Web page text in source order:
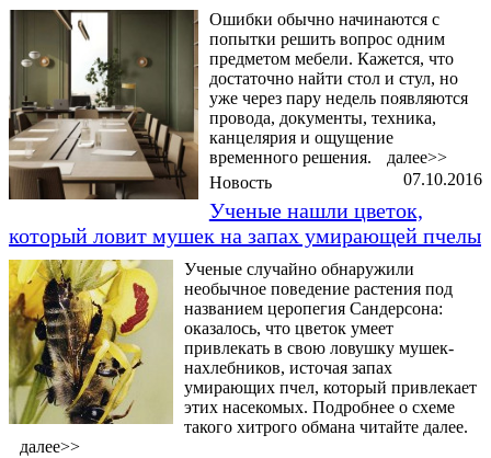
Ошибки обычно начинаются с
попытки решить вопрос одним
предметом мебели. Кажется, что
достаточно найти стол и стул, но
уже через пару недель появляются
провода, документы, техника,
канцелярия и ощущение
временного решения.
далее>>
07.10.2016
Новость
Ученые нашли цветок,
который ловит мушек на запах умирающей пчелы
Ученые случайно обнаружили
необычное поведение растения под
названием церопегия Сандерсона:
оказалось, что цветок умеет
привлекать в свою ловушку мушек-
нахлебников, источая запах
умирающих пчел, который привлекает
этих насекомых. Подробнее о схеме
такого хитрого обмана читайте далее.
далее>>